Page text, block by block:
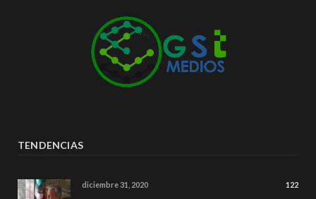
TENDENCIAS
diciembre 31, 2020 122